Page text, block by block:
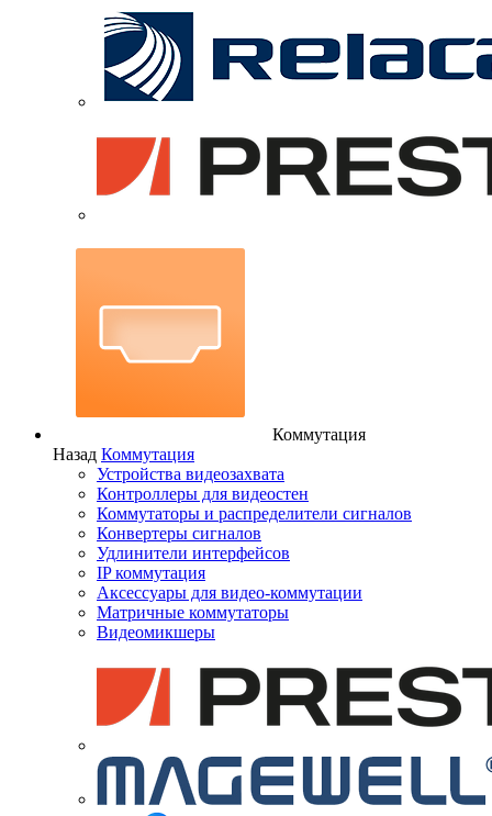
Коммутация
Назад Коммутация
Устройства видеозахвата
Контроллеры для видеостен
Коммутаторы и распределители сигналов
Конвертеры сигналов
Удлинители интерфейсов
IP коммутация
Аксессуары для видео-коммутации
Матричные коммутаторы
Видеомикшеры